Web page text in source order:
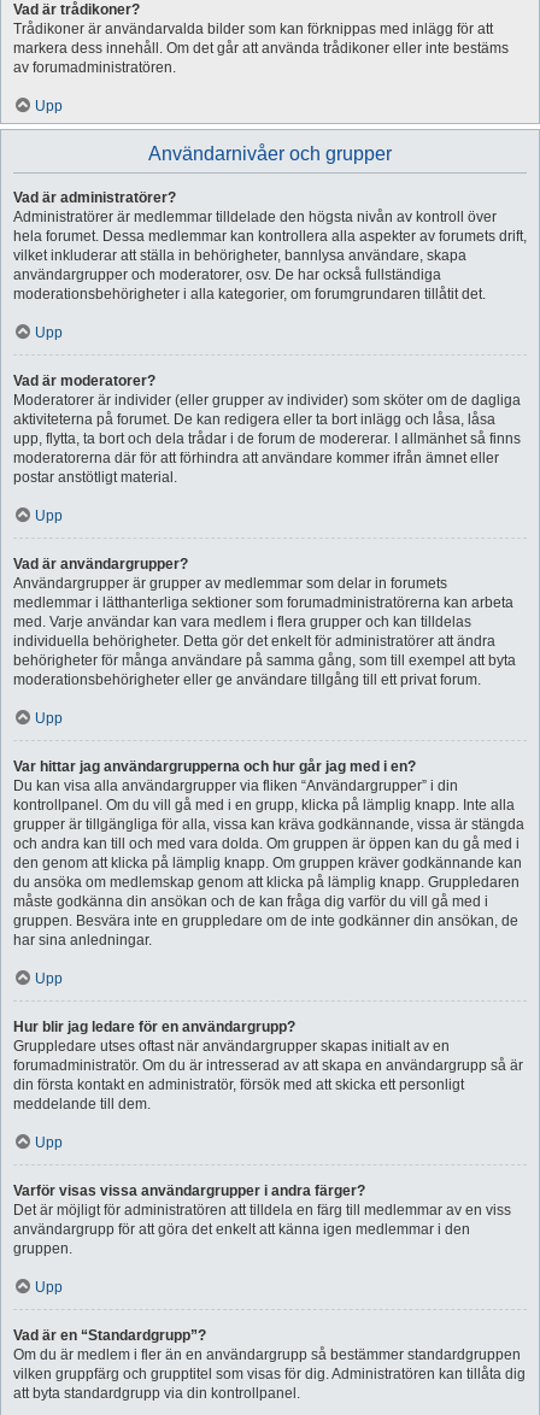
Vad är trådikoner?
Trådikoner är användarvalda bilder som kan förknippas med inlägg för att
markera dess innehåll. Om det går att använda trådikoner eller inte bestäms
av forumadministratören.
Upp
Användarnivåer och grupper
Vad är administratörer?
Administratörer är medlemmar tilldelade den högsta nivån av kontroll över
hela forumet. Dessa medlemmar kan kontrollera alla aspekter av forumets drift,
vilket inkluderar att ställa in behörigheter, bannlysa användare, skapa
användargrupper och moderatorer, osv. De har också fullständiga
moderationsbehörigheter i alla kategorier, om forumgrundaren tillåtit det.
Upp
Vad är moderatorer?
Moderatorer är individer (eller grupper av individer) som sköter om de dagliga
aktiviteterna på forumet. De kan redigera eller ta bort inlägg och låsa, låsa
upp, flytta, ta bort och dela trådar i de forum de modererar. I allmänhet så finns
moderatorerna där för att förhindra att användare kommer ifrån ämnet eller
postar anstötligt material.
Upp
Vad är användargrupper?
Användargrupper är grupper av medlemmar som delar in forumets
medlemmar i lätthanterliga sektioner som forumadministratörerna kan arbeta
med. Varje användar kan vara medlem i flera grupper och kan tilldelas
individuella behörigheter. Detta gör det enkelt för administratörer att ändra
behörigheter för många användare på samma gång, som till exempel att byta
moderationsbehörigheter eller ge användare tillgång till ett privat forum.
Upp
Var hittar jag användargrupperna och hur går jag med i en?
Du kan visa alla användargrupper via fliken “Användargrupper” i din
kontrollpanel. Om du vill gå med i en grupp, klicka på lämplig knapp. Inte alla
grupper är tillgängliga för alla, vissa kan kräva godkännande, vissa är stängda
och andra kan till och med vara dolda. Om gruppen är öppen kan du gå med i
den genom att klicka på lämplig knapp. Om gruppen kräver godkännande kan
du ansöka om medlemskap genom att klicka på lämplig knapp. Gruppledaren
måste godkänna din ansökan och de kan fråga dig varför du vill gå med i
gruppen. Besvära inte en gruppledare om de inte godkänner din ansökan, de
har sina anledningar.
Upp
Hur blir jag ledare för en användargrupp?
Gruppledare utses oftast när användargrupper skapas initialt av en
forumadministratör. Om du är intresserad av att skapa en användargrupp så är
din första kontakt en administratör, försök med att skicka ett personligt
meddelande till dem.
Upp
Varför visas vissa användargrupper i andra färger?
Det är möjligt för administratören att tilldela en färg till medlemmar av en viss
användargrupp för att göra det enkelt att känna igen medlemmar i den
gruppen.
Upp
Vad är en “Standardgrupp”?
Om du är medlem i fler än en användargrupp så bestämmer standardgruppen
vilken gruppfärg och grupptitel som visas för dig. Administratören kan tillåta dig
att byta standardgrupp via din kontrollpanel.